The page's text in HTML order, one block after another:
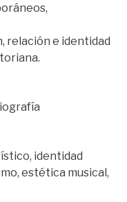
relación e identidad
, identidad
, estética musical,